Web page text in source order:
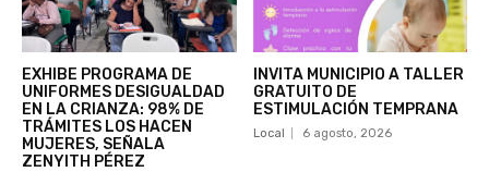
EXHIBE PROGRAMA DE
UNIFORMES DESIGUALDAD
EN LA CRIANZA: 98% DE
TRÁMITES LOS HACEN
MUJERES, SEÑALA
ZENYITH PÉREZ
INVITA MUNICIPIO A TALLER
GRATUITO DE
ESTIMULACIÓN TEMPRANA
Local 6 agosto, 2026